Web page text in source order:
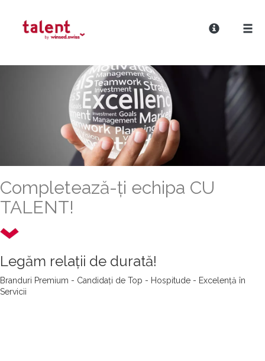
Completează-ți echipa CU
TALENT!
Legăm relații de durată!
Branduri Premium - Candidați de Top - Hospitude - Excelență în
Servicii